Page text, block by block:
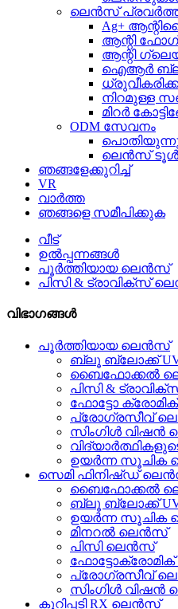
ലെൻസ്
Ag+
ആന്റി
ആന്റി
ഐആർ ബ്ലൂ
നിറമുള്ള
മിറർ
ODM സേവനം
ലെൻസ് ടൂൾ
ഞങ്ങളേക്കുറിച്ച്
VR
വാർത്ത
ഞങ്ങളെ സമീപിക്കുക
വീട്
ഉൽപ്പന്നങ്ങൾ
പൂർത്തിയായ ലെൻസ്
പിസി & ട്രാവിക്സ്
വിഭാഗങ്ങൾ
പൂർത്തിയായ ലെൻസ്
ബ്ലൂ ബ്ലോക്ക്
ബൈഫോക്കൽ
പിസി &
ഫോട്ടോ
പ്രോഗ്രസീവ്
സിംഗിൾ വിഷൻ
ഉയർന്ന സൂചിക
സെമി ഫിനിഷ്ഡ്
ബൈഫോക്കൽ
ബ്ലൂ ബ്ലോക്ക്
ഉയർന്ന സൂചിക
മിനറൽ ലെൻസ്
പിസി ലെൻസ്
പ്രോഗ്രസീവ്
സിംഗിൾ വിഷൻ
കുറിപ്പടി RX ലെൻസ്